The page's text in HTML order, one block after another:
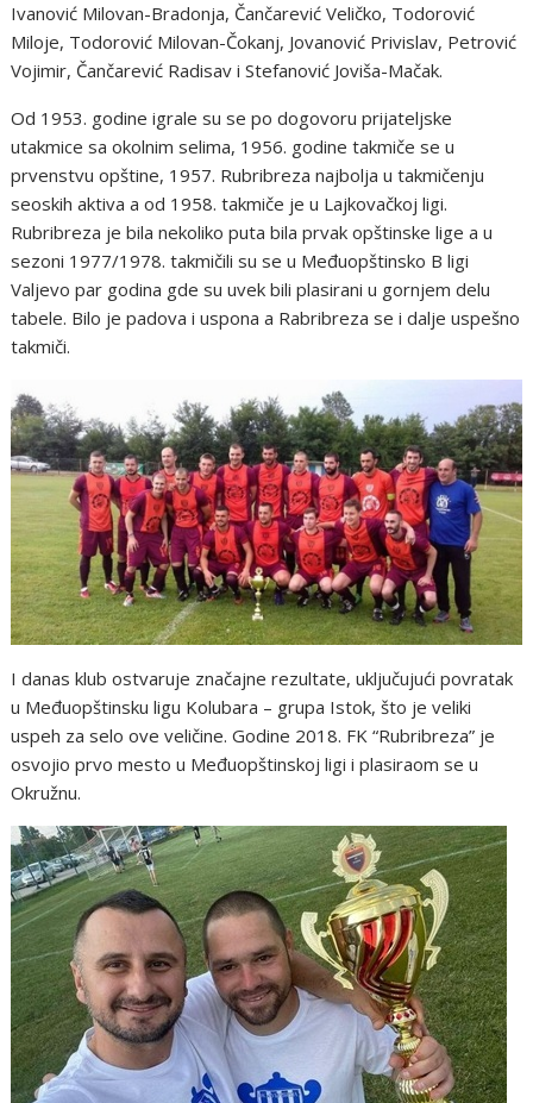
Ivanović Milovan-Bradonja, Čančarević Veličko, Todorović
Miloje, Todorović Milovan-Čokanj, Jovanović Privislav, Petrović
Vojimir, Čančarević Radisav i Stefanović Joviša-Mačak.
Od 1953. godine igrale su se po dogovoru prijateljske
utakmice sa okolnim selima, 1956. godine takmiče se u
prvenstvu opštine, 1957. Rubribreza najbolja u takmičenju
seoskih aktiva a od 1958. takmiče je u Lajkovačkoj ligi.
Rubribreza je bila nekoliko puta bila prvak opštinske lige a u
sezoni 1977/1978. takmičili su se u Međuopštinsko B ligi
Valjevo par godina gde su uvek bili plasirani u gornjem delu
tabele. Bilo je padova i uspona a Rabribreza se i dalje uspešno
takmiči.
I danas klub ostvaruje značajne rezultate, uključujući povratak
u Međuopštinsku ligu Kolubara – grupa Istok, što je veliki
uspeh za selo ove veličine. Godine 2018. FK “Rubribreza” je
osvojio prvo mesto u Međuopštinskoj ligi i plasiraom se u
Okružnu.